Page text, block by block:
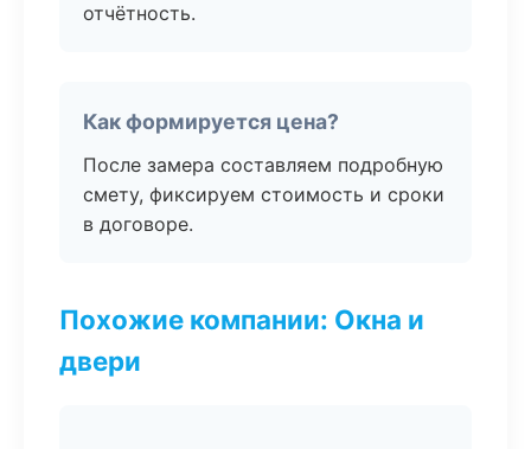
отчётность.
Как формируется цена?
После замера составляем подробную
смету, фиксируем стоимость и сроки
в договоре.
Похожие компании: Окна и
двери